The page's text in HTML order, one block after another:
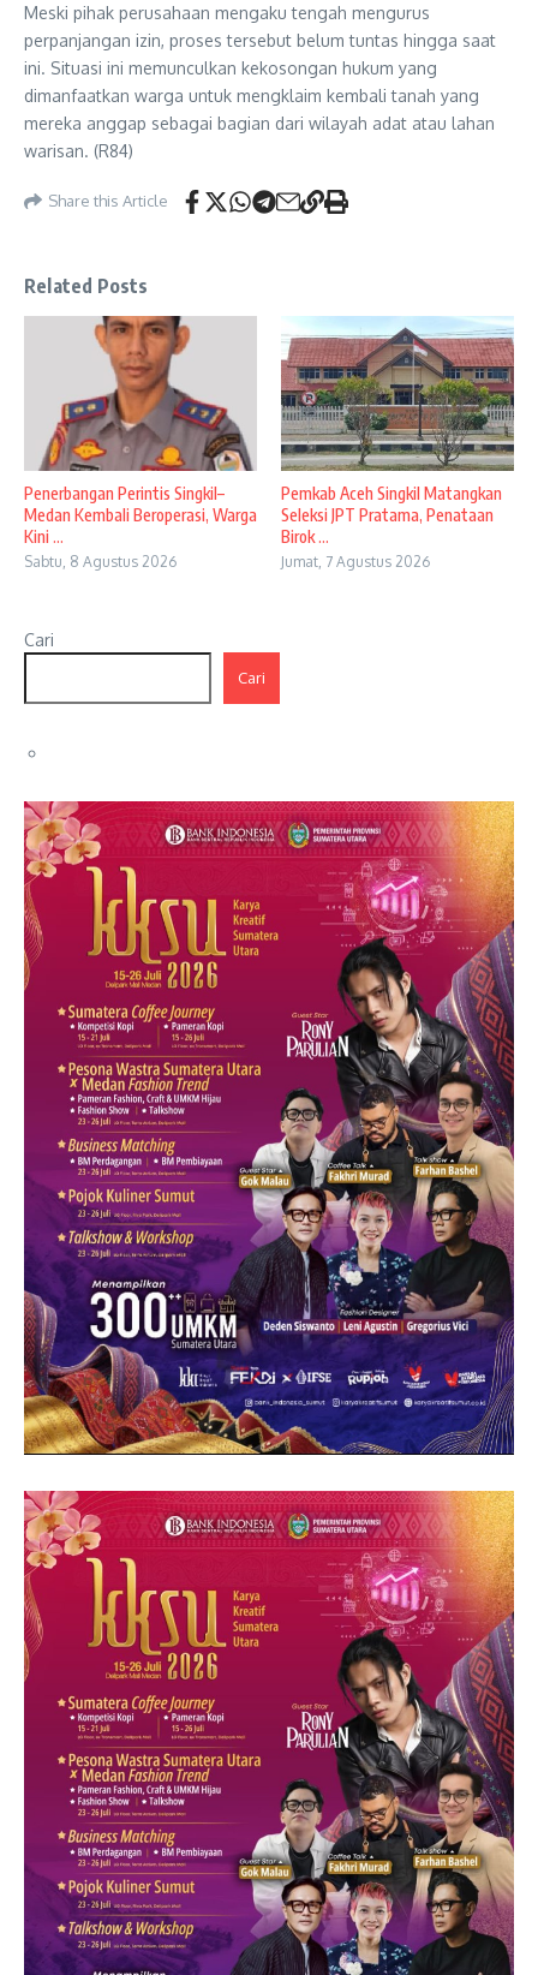
Meski pihak perusahaan mengaku tengah mengurus
perpanjangan izin, proses tersebut belum tuntas hingga saat
ini. Situasi ini memunculkan kekosongan hukum yang
dimanfaatkan warga untuk mengklaim kembali tanah yang
mereka anggap sebagai bagian dari wilayah adat atau lahan
warisan. (R84)
Share this Article
Related Posts
Penerbangan Perintis Singkil–
Medan Kembali Beroperasi, Warga
Kini ...
Sabtu, 8 Agustus 2026
Pemkab Aceh Singkil Matangkan
Seleksi JPT Pratama, Penataan
Birok ...
Jumat, 7 Agustus 2026
Cari
Cari